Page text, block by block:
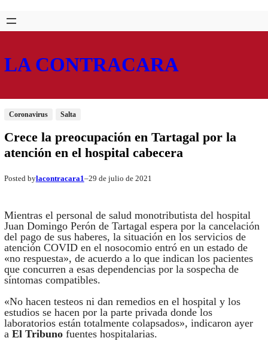
Saltar
al
Skip
to
LA CONTRACARA
Coronavirus Salta
Crece la preocupación en Tartagal por la
atención en el hospital cabecera
Posted bylacontracara1–29 de julio de 2021
Mientras el personal de salud monotributista del hospital
Juan Domingo Perón de Tartagal espera por la cancelación
del pago de sus haberes, la situación en los servicios de
atención COVID en el nosocomio entró en un estado de
«no respuesta», de acuerdo a lo que indican los pacientes
que concurren a esas dependencias por la sospecha de
síntomas compatibles.
«No hacen testeos ni dan remedios en el hospital y los
estudios se hacen por la parte privada donde los
laboratorios están totalmente colapsados», indicaron ayer
a El Tribunofuentes hospitalarias.